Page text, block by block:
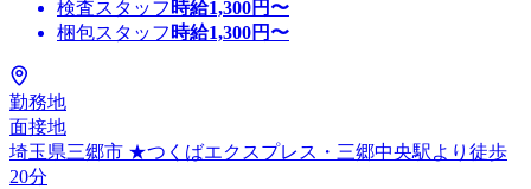
検査スタッフ 時給1,300円〜
梱包スタッフ 時給1,300円〜
勤務地
面接地
埼玉県三郷市 ★つくばエクスプレス・三郷中央駅より徒歩
20分